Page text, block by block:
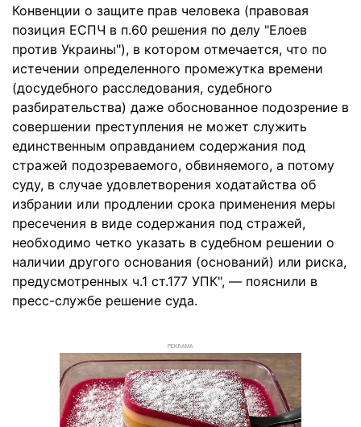
Конвенции о защите прав человека (правовая
позиция ЕСПЧ в п.60 решения по делу "Елоев
против Украины"), в котором отмечается, что по
истечении определенного промежутка времени
(досудебного расследования, судебного
разбирательства) даже обоснованное подозрение в
совершении преступления не может служить
единственным оправданием содержания под
стражей подозреваемого, обвиняемого, а потому
суду, в случае удовлетворения ходатайства об
избрании или продлении срока применения меры
пресечения в виде содержания под стражей,
необходимо четко указать в судебном решении о
наличии другого основания (оснований) или риска,
предусмотренных ч.1 ст.177 УПК", — пояснили в
пресс-службе решение суда.
РЕКЛАМА